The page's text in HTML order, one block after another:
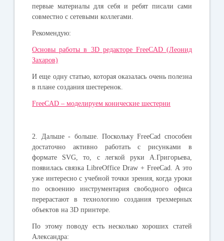
первые материалы для себя и ребят писали сами
совместно с сетевыми коллегами.
Рекомендую:
Основы работы в 3D редакторе FreeCAD (Леонид
Захаров)
И еще одну статью, которая оказалась очень полезна
в плане создания шестеренок.
FreeCAD – моделируем конические шестерни
2. Дальше - больше. Поскольку FreeCad способен
достаточно активно работать с рисунками в
формате SVG, то, с легкой руки А.Григорьева,
появилась связкаLibreOffice Draw + FreeCad.
А это
уже интересно с учебной точки зрения, когда уроки
по освоению инструментария свободного офиса
перерастают в технологию создания трехмерных
объектов на 3D принтере.
По этому поводу есть несколько хороших статей
Александра: